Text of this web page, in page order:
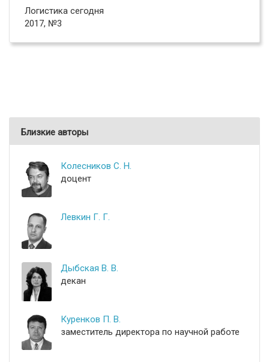
Логистика сегодня
2017, №3
Близкие авторы
Колесников С. Н.
доцент
Левкин Г. Г.
Дыбская В. В.
декан
Куренков П. В.
заместитель директора по научной работе